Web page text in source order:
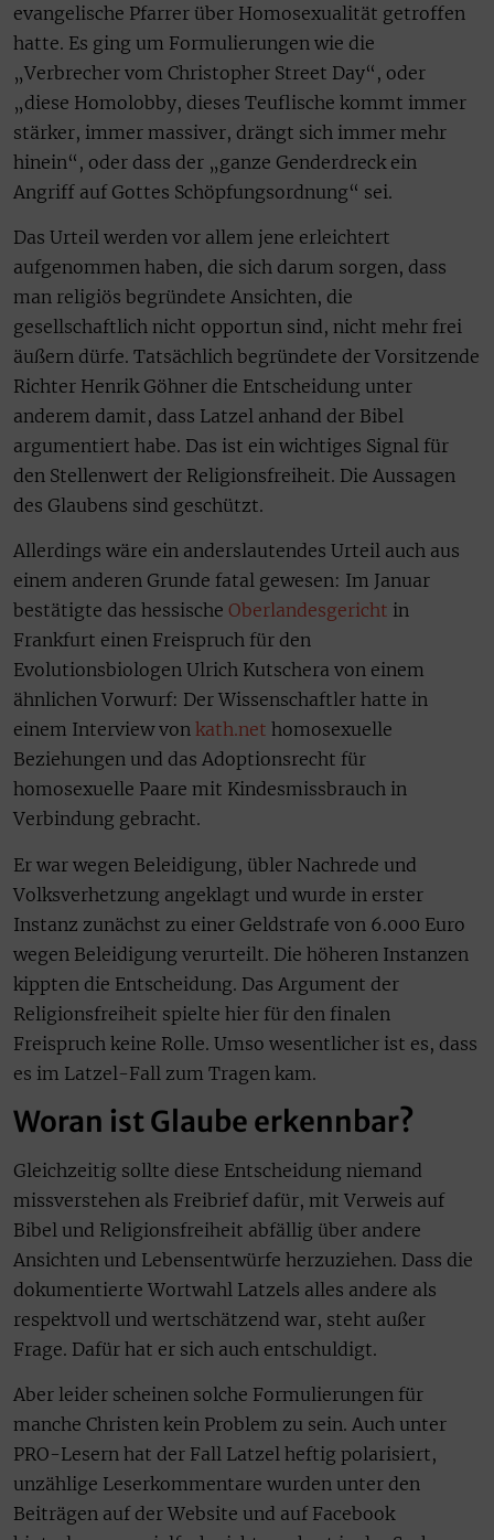
evangelische Pfarrer über Homosexualität getroffen
hatte. Es ging um Formulierungen wie die
„Verbrecher vom Christopher Street Day“, oder
„diese Homolobby, dieses Teuflische kommt immer
stärker, immer massiver, drängt sich immer mehr
hinein“, oder dass der „ganze Genderdreck ein
Angriff auf Gottes Schöpfungsordnung“ sei.
Das Urteil werden vor allem jene erleichtert
aufgenommen haben, die sich darum sorgen, dass
man religiös begründete Ansichten, die
gesellschaftlich nicht opportun sind, nicht mehr frei
äußern dürfe. Tatsächlich begründete der Vorsitzende
Richter Henrik Göhner die Entscheidung unter
anderem damit, dass Latzel anhand der Bibel
argumentiert habe. Das ist ein wichtiges Signal für
den Stellenwert der Religionsfreiheit. Die Aussagen
des Glaubens sind geschützt.
Allerdings wäre ein anderslautendes Urteil auch aus
einem anderen Grunde fatal gewesen: Im Januar
bestätigte das hessische Oberlandesgericht in
Frankfurt einen Freispruch für den
Evolutionsbiologen Ulrich Kutschera von einem
ähnlichen Vorwurf: Der Wissenschaftler hatte in
einem Interview von kath.net homosexuelle
Beziehungen und das Adoptionsrecht für
homosexuelle Paare mit Kindesmissbrauch in
Verbindung gebracht.
Er war wegen Beleidigung, übler Nachrede und
Volksverhetzung angeklagt und wurde in erster
Instanz zunächst zu einer Geldstrafe von 6.000 Euro
wegen Beleidigung verurteilt. Die höheren Instanzen
kippten die Entscheidung. Das Argument der
Religionsfreiheit spielte hier für den finalen
Freispruch keine Rolle. Umso wesentlicher ist es, dass
es im Latzel-Fall zum Tragen kam.
Woran ist Glaube erkennbar?
Gleichzeitig sollte diese Entscheidung niemand
missverstehen als Freibrief dafür, mit Verweis auf
Bibel und Religionsfreiheit abfällig über andere
Ansichten und Lebensentwürfe herzuziehen. Dass die
dokumentierte Wortwahl Latzels alles andere als
respektvoll und wertschätzend war, steht außer
Frage. Dafür hat er sich auch entschuldigt.
Aber leider scheinen solche Formulierungen für
manche Christen kein Problem zu sein. Auch unter
PRO-Lesern hat der Fall Latzel heftig polarisiert,
unzählige Leserkommentare wurden unter den
Beiträgen auf der Website und auf Facebook